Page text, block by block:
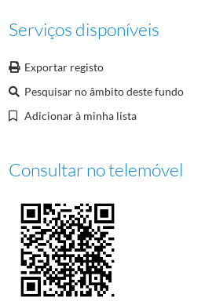
Serviços disponíveis
Exportar registo
Pesquisar no âmbito deste fundo
Adicionar à minha lista
Consultar no telemóvel